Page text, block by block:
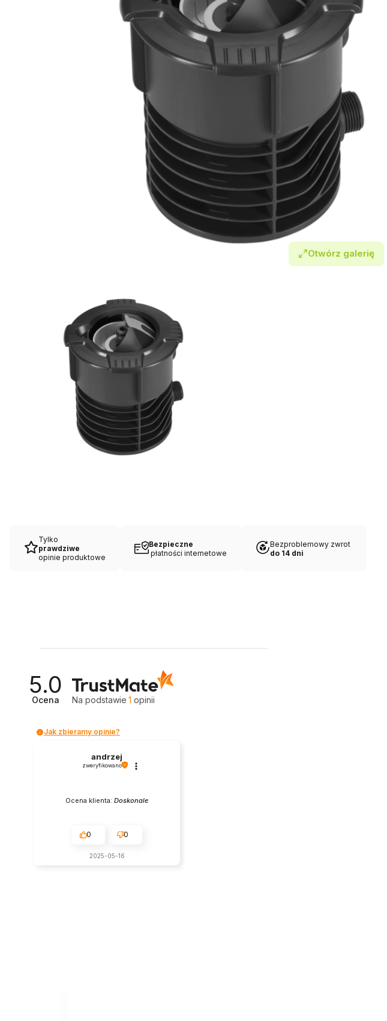
Otwórz galerię
Tylko
prawdziwe
opinie produktowe
Bezpieczne
płatności internetowe
Bezproblemowy zwrot
do 14 dni
5.0
Ocena Na podstawie 1 opinii
Jak zbieramy opinie?
andrzej
zweryfikowano
Ocena klienta: Doskonale
0 0
2025-05-16